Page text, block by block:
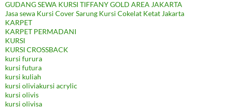
GUDANG SEWA KURSI TIFFANY GOLD AREA JAKARTA
Jasa sewa Kursi Cover Sarung Kursi Cokelat Ketat Jakarta
KARPET
KARPET PERMADANI
KURSI
KURSI CROSSBACK
kursi furura
kursi futura
kursi kuliah
kursi oliviakursi acrylic
kursi olivis
kursi olivisa